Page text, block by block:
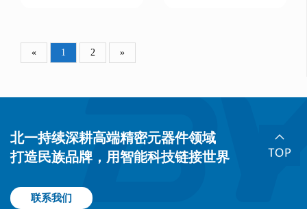
« 1 2 »
北一持续深耕高端精密元器件领域
打造民族品牌，用智能科技链接世界
联系我们